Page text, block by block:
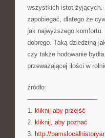
wszystkich istot żyjących.
zapobiegać, dlatego że
jak najwyższego
dobrego. Taką dziedziną
czy także hodowanie
przeważającej ilości w
źródło:
———————————
1. kliknij aby przejść
2. kliknij, aby poznać
3. http://